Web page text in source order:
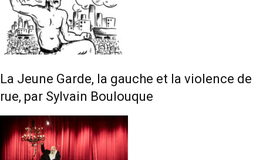
La Jeune Garde, la gauche et la violence de
rue, par Sylvain Boulouque